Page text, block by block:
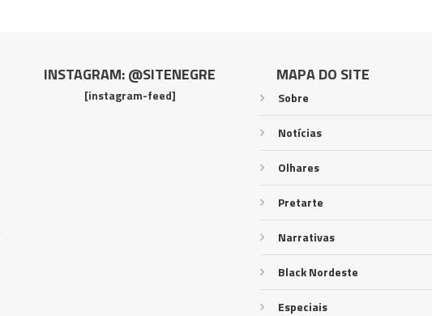
INSTAGRAM: @SITENEGRE
[instagram-feed]
MAPA DO SITE
Sobre
Notícias
Olhares
Pretarte
Narrativas
Black Nordeste
Especiais